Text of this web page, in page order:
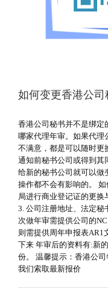
如何变更香港公司
香港公司秘书并不是绑定
哪家代理年审。如果代理
不满意，都是可以随时更
通知前秘书公司或得到其
给新的秘书公司就可以做
操作都不会有影响的。
局进行商业登记证的更换
3. 公司注册地址、法定
次做年审需提供公司的
则需提供周年申报表AR1
下来 年审后的资料有:新
份。 温馨提示：香港公
我们索取最新报价